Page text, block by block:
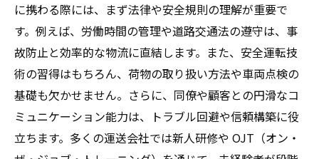
に携わる際には、まず法律や安全規則の理解が重要で
す。例えば、労働時間の管理や道路交通法の遵守は、事
故防止と効率的な物流に直結します。また、安全運転技
術の習得はもちろん、荷物の取り扱い方法や車両点検の
基礎も欠かせません。さらに、同僚や顧客との円滑なコ
ミュニケーション能力は、トラブル回避や信頼構築に役
立ちます。多くの運送会社では新人研修や OJT（オン・